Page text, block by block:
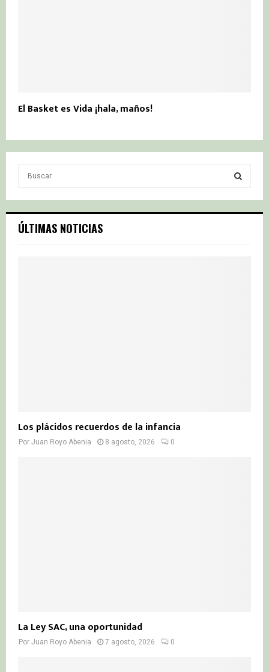
El Basket es Vida ¡hala, maños!
c
h
S
ÚLTIMAS NOTICIAS
Los plácidos recuerdos de la infancia
Por Juan Royo Abenia 8 agosto, 2026 0
La Ley SAC, una oportunidad
Por Juan Royo Abenia 7 agosto, 2026 0